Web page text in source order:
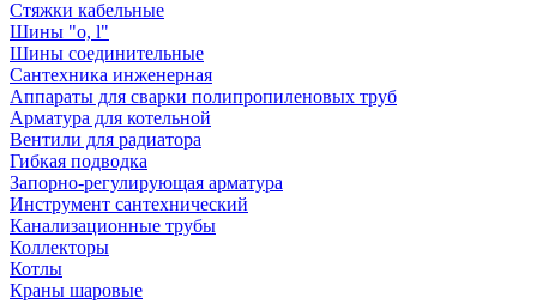
Стяжки кабельные
Шины "o, l"
Шины соединительные
Сантехника инженерная
Аппараты для сварки полипропиленовых труб
Арматура для котельной
Вентили для радиатора
Гибкая подводка
Запорно-регулирующая арматура
Инструмент сантехнический
Канализационные трубы
Коллекторы
Котлы
Краны шаровые